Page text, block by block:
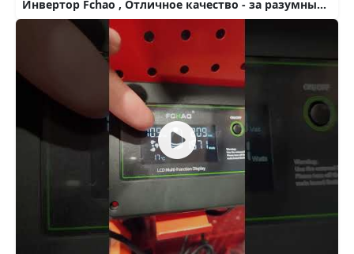
Инвертор Fchao , Отличное качество - за разумные деньги. 12-220 вольт.